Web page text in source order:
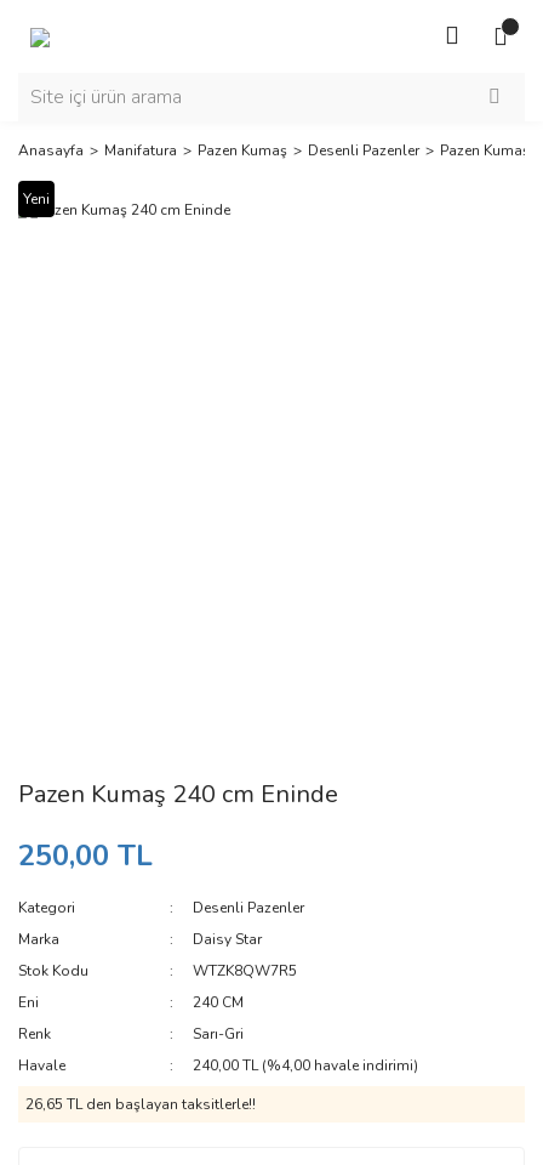
Anasayfa Manifatura Pazen Kumaş Desenli Pazenler Pazen Kumaş
Yeni
Pazen Kumaş 240 cm Eninde
250,00 TL
Kategori
Desenli Pazenler
Marka
Daisy Star
Stok Kodu
WTZK8QW7R5
Eni
240 CM
Renk
Sarı-Gri
Havale
240,00 TL (%4,00 havale indirimi)
26,65 TL den başlayan taksitlerle!!